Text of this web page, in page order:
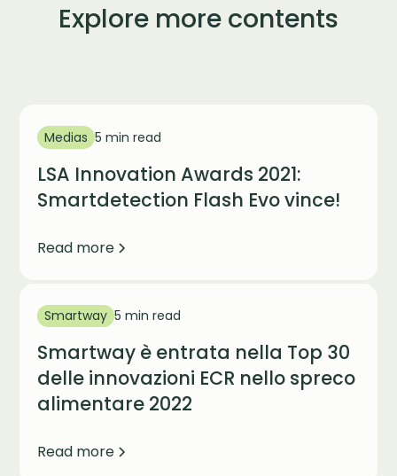
Explore more contents
Medias 5 min read
LSA Innovation Awards 2021:
Smartdetection Flash Evo vince!
Read more
Smartway 5 min read
Smartway è entrata nella Top 30
delle innovazioni ECR nello spreco
alimentare 2022
Read more